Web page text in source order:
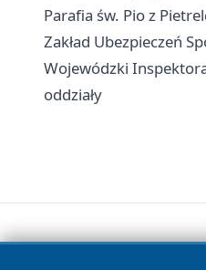
Parafia św. Pio z
Zakład Ubezpieczeń
Wojewódzki
oddziały